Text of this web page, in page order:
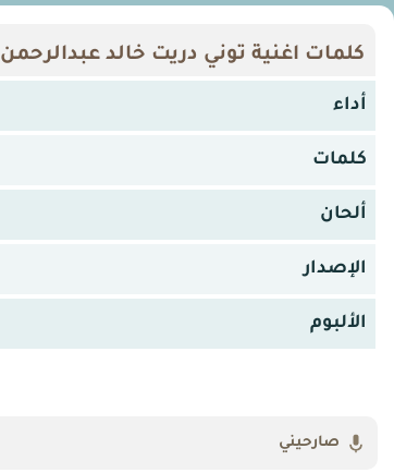
كلمات اغنية توني دريت خالد عبدالرحمن
أداء
كلمات
ألحان
الإصدار
الألبوم
صارحيني